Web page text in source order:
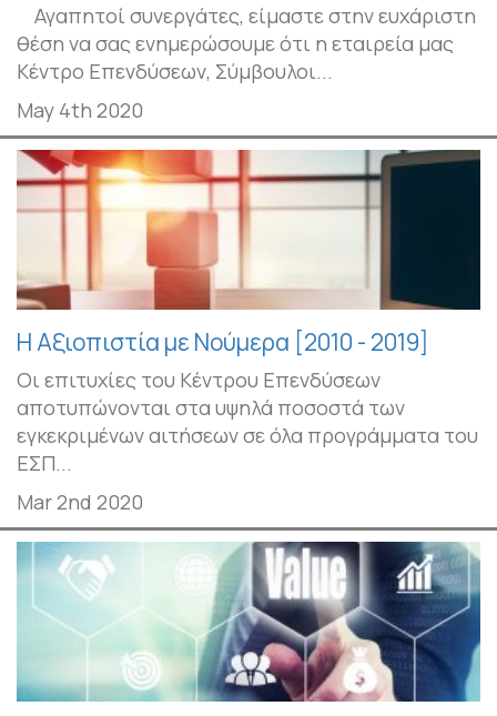
Αγαπητοί συνεργάτες, είμαστε στην ευχάριστη
θέση να σας ενημερώσουμε ότι η εταιρεία μας
Κέντρο Επενδύσεων, Σύμβουλοι...
May 4th 2020
Η Αξιοπιστία με Νούμερα [2010 - 2019]
Οι επιτυχίες του Κέντρου Επενδύσεων
αποτυπώνονται στα υψηλά ποσοστά των
εγκεκριμένων αιτήσεων σε όλα προγράμματα του
ΕΣΠ...
Mar 2nd 2020